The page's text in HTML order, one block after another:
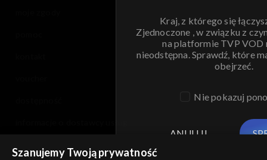
Kraj, z którego się
Zjednoczone , w związku z
na platformie TVP VOD
nieodstępna. Sprawdź, które
obejrzeć.
Nie pokazuj
ANULUJ
Szanujemy Twoją prywatność